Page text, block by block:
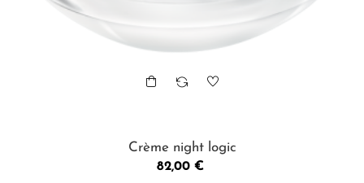
Crème night logic
Prix
82,00 €